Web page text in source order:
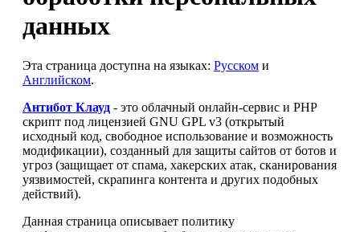
данных
Эта страница доступна на языках: Русском и
Английском.
Антибот Клауд - это облачный онлайн-сервис и PHP
скрипт под лицензией GNU GPL v3 (открытый
исходный код, свободное использование и возможность
модификации), созданный для защиты сайтов от ботов и
угроз (защищает от спама, хакерских атак, сканирования
уязвимостей, скрапинга контента и других подобных
действий).
Данная страница описывает политику